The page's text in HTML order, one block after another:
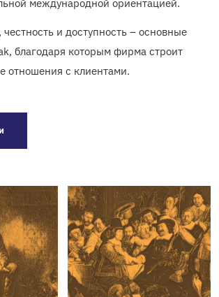
международной ориентацией.
честность и доступность – основные
благодаря которым фирма строит
отношения с клиентами.